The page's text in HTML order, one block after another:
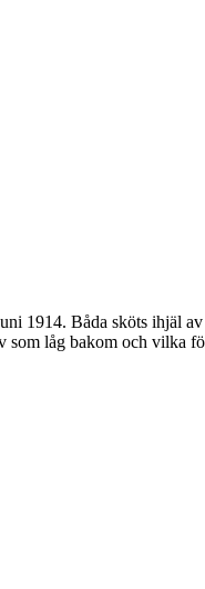
1914. Båda sköts ihjäl
som låg bakom och vilka